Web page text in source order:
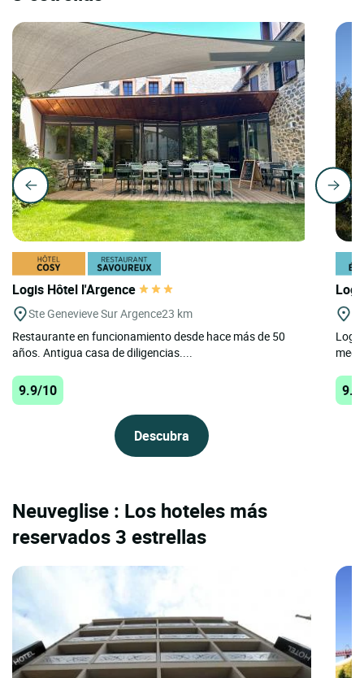
Logis Hôtel l'Argence
Ste Genevieve Sur Argence23 km
Restaurante en funcionamiento desde hace más de 50
años. Antigua casa de diligencias....
9.9/10
Descubra
Neuveglise : Los hoteles más
reservados 3 estrellas